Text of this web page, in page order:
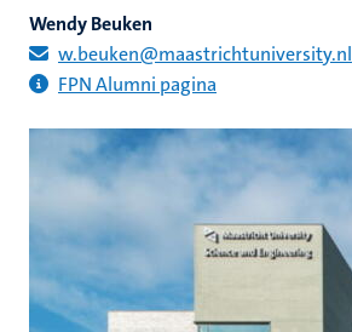
Wendy Beuken
w.beuken@maastrichtuniversity.nl
FPN Alumni pagina